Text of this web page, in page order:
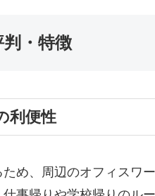
・特徴
利便性
め、周辺のオフィスワー